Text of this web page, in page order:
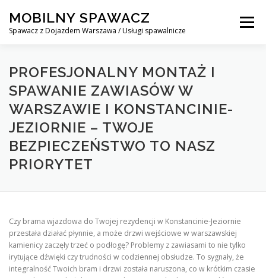
content
MOBILNY SPAWACZ
Spawacz z Dojazdem Warszawa / Usługi spawalnicze
Menu
MOBILNY SPAWACZ WARSZAWA BLOG
KONTAKT
PROFESJONALNY MONTAŻ I
SPAWANIE ZAWIASÓW W
WARSZAWIE I KONSTANCINIE-
JEZIORNIE – TWOJE
BEZPIECZEŃSTWO TO NASZ
PRIORYTET
Czy brama wjazdowa do Twojej rezydencji w Konstancinie-Jeziornie
przestała działać płynnie, a może drzwi wejściowe w warszawskiej
kamienicy zaczęły trzeć o podłogę? Problemy z zawiasami to nie tylko
irytujące dźwięki czy trudności w codziennej obsłudze. To sygnały, że
integralność Twoich bram i drzwi została naruszona, co w krótkim czasie